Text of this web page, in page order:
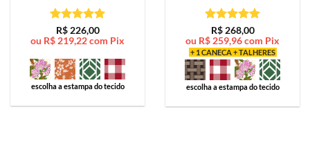
Avaliação5
de 5
R$226,00
ou R$ 219,22com Pix
escolha a estampa do tecido
Avaliação5
de 5
R$268,00
ou R$ 259,96com Pix
+ 1 CANECA + TALHERES
escolha a estampa do tecido